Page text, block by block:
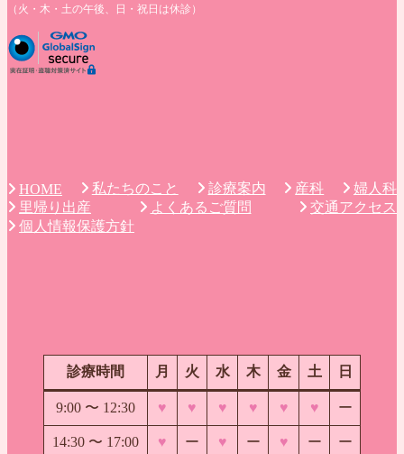
（火・木・土の午後、日・祝日は休診）
HOME 私たちのこと 診療案内 産科
婦人科
里帰り出産
よくあるご質問
交通アクセス
個人情報保護方針
診療時間 月 火 水 木 金 土 日
9:00 〜 12:30 ♥ ♥ ♥ ♥ ♥ ♥ ー
14:30 〜 17:00 ♥ ー ♥ ー ♥ ー ー